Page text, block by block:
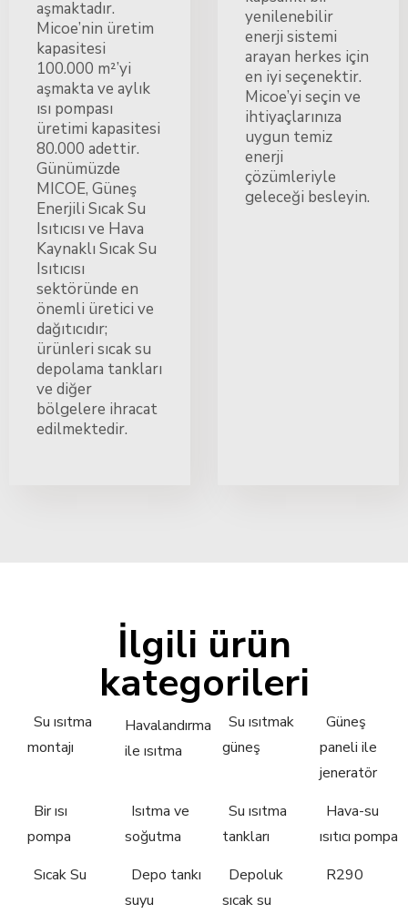
aşmaktadır.
Micoe’nin üretim
kapasitesi
100.000 m²’yi
aşmakta ve aylık
ısı pompası
üretimi kapasitesi
80.000 adettir.
Günümüzde
MICOE, Güneş
Enerjili Sıcak Su
Isıtıcısı ve Hava
Kaynaklı Sıcak Su
Isıtıcısı
sektöründe en
önemli üretici ve
dağıtıcıdır;
ürünleri sıcak su
depolama tankları
ve diğer
bölgelere ihracat
edilmektedir.
yenilenebilir
enerji sistemi
arayan herkes için
en iyi seçenektir.
Micoe’yi seçin ve
ihtiyaçlarınıza
uygun temiz
enerji
çözümleriyle
geleceği besleyin.
İlgili ürün
kategorileri
Su ısıtma
montajı
Havalandırma
ile ısıtma
Su ısıtmak
güneş
Güneş
paneli ile
jeneratör
Bir ısı
pompa
Isıtma ve
soğutma
Su ısıtma
tankları
Hava-su
ısıtıcı pompa
Sıcak Su
Depo tankı
suyu
Depoluk
sıcak su
R290